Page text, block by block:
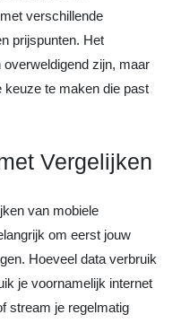
verschillende
prijspunten. Het
zijn, maar
keuze te maken die past
Vergelijken
van mobiele
om eerst jouw
Hoeveel data verbruik
je voornamelijk internet
stream je regelmatig